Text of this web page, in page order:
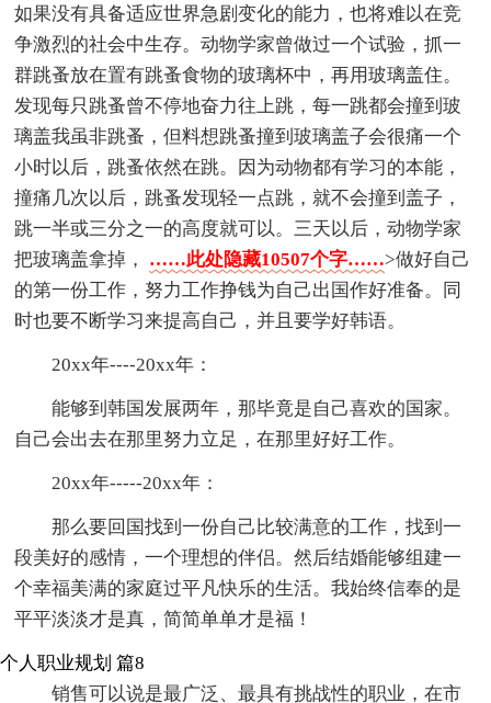
如果没有具备适应世界急剧变化的能力，也将难以在竞
争激烈的社会中生存。动物学家曾做过一个试验，抓一
群跳蚤放在置有跳蚤食物的玻璃杯中，再用玻璃盖住。
发现每只跳蚤曾不停地奋力往上跳，每一跳都会撞到玻
璃盖我虽非跳蚤，但料想跳蚤撞到玻璃盖子会很痛一个
小时以后，跳蚤依然在跳。因为动物都有学习的本能，
撞痛几次以后，跳蚤发现轻一点跳，就不会撞到盖子，
跳一半或三分之一的高度就可以。三天以后，动物学家
把玻璃盖拿掉， ……此处隐藏10507个字……>做好自己
的第一份工作，努力工作挣钱为自己出国作好准备。同
时也要不断学习来提高自己，并且要学好韩语。
20xx年----20xx年：
能够到韩国发展两年，那毕竟是自己喜欢的国家。
自己会出去在那里努力立足，在那里好好工作。
20xx年-----20xx年：
那么要回国找到一份自己比较满意的工作，找到一
段美好的感情，一个理想的伴侣。然后结婚能够组建一
个幸福美满的家庭过平凡快乐的生活。我始终信奉的是
平平淡淡才是真，简简单单才是福！
个人职业规划 篇8
销售可以说是最广泛、最具有挑战性的职业，在市